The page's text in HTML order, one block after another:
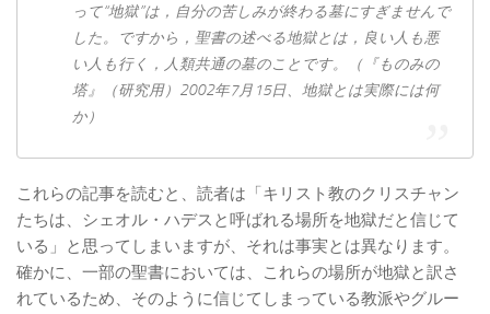
って“地獄”は，自分の苦しみが終わる墓にすぎませんで
した。ですから，聖書の述べる地獄とは，良い人も悪
い人も行く，人類共通の墓のことです。（『ものみの
塔』（研究用）2002年7月15日、地獄とは実際には何
か）
これらの記事を読むと、読者は「キリスト教のクリスチャン
たちは、シェオル・ハデスと呼ばれる場所を地獄だと信じて
いる」と思ってしまいますが、それは事実とは異なります。
確かに、一部の聖書においては、これらの場所が地獄と訳さ
れているため、そのように信じてしまっている教派やグルー